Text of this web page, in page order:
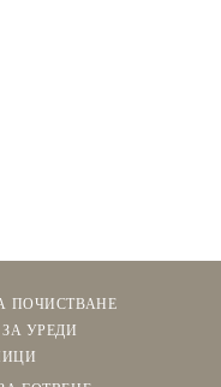
ПОЧИСТВАНЕ
ЗА УРЕДИ